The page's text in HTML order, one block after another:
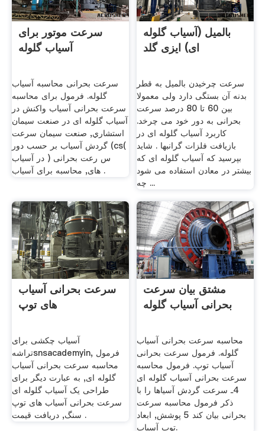
سرعت موتور برای
آسیاب گلوله
سرعت بحرانی محاسبه آسیاب
گلوله. فرمول برای محاسبه
سرعت بحرانی آسیاب واکنش در
آسیاب گلوله ای در صنعت سیمان
استشاري, صنعت سیمان سرعت
گردش آسیاب بر حسب دور (cs(
س رعت بحرانی ( در آسیاب
های, محاسبه برای آسیاب .
بالمیل (آسیاب گلوله
ای) ایزی گلد
سرعت چرخیدن بالمیل به قطر
بدنه آن بستگی دارد ولی معمولا
بین 60 تا 80 درصد سرعت
بحرانی به دور خود می چرخد.
کاربرد آسیاب گلوله ای در
بازیافت فلزات گرانبها . شاید
بپرسید که آسیاب گلوله ای که
بیشتر در معادن استفاده می شود
چه ...
سرعت بحرانی آسیاب
های توپ
آسیاب چکشی برای
تراشهsnsacademyin, فرمول
محاسبه سرعت بحرانی آسیاب
گلوله ای, به عبارت دیگر برای
طراحی یک آسیاب گلوله ای
سرعت بحرانی آسیاب های توپ
سنگ, دریافت قیمت .
مشتق بیان سرعت
بحرانی آسیاب گلوله
محاسبه سرعت بحرانی آسیاب
گلوله. فرمول سرعت بحرانی
آسیاب توپ. فرمول محاسبه
سرعت بحرانی آسیاب گلوله ای
4ـ سرعت گردش آسیاها را با
ذکر فرمول محاسبه سرعت
بحرانی بیان کند 5 پوشش, ابعاد
توپ آسیاب.